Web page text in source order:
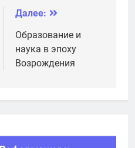
Далее:
Образование и
наука в эпоху
Возрождения